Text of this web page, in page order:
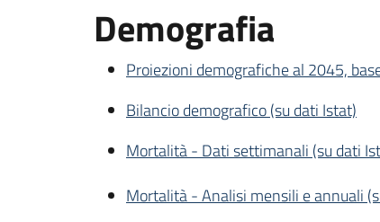
Demografia
Proiezioni demografiche al 2045,
Bilancio demografico (su dati Istat)
Mortalità - Dati settimanali (su dati
Mortalità - Analisi mensili e annuali